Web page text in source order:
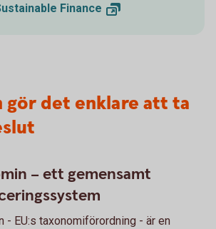
Finance
gör det enklare att ta
– ett gemensamt
- EU:s taxonomiförordning - är en